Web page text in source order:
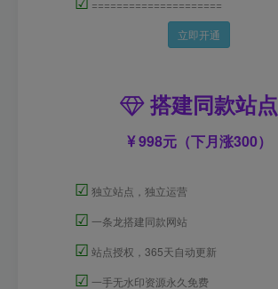
=====================
立即开通
搭建同款站点
998元（下月涨300）
☑ 独立站点，独立运营
☑ 一条龙搭建同款网站
☑ 站点授权，365天自动更新
☑ 一手无水印资源永久免费